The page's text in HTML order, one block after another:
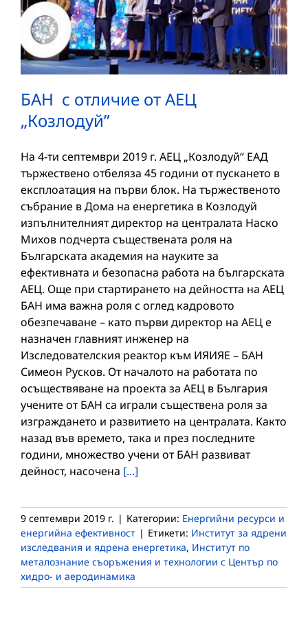
БАН с отличие от АЕЦ
„Козлодуй”
На 4-ти септември 2019 г. АЕЦ „Козлодуй“ ЕАД
тържествено отбеляза 45 години от пускането в
експлоатация на първи блок. На тържественото
събрание в Дома на енергетика в Козлодуй
изпълнителният директор на централата Наско
Михов подчерта съществената роля на
Българската академия на науките за
ефективната и безопасна работа на българската
АЕЦ. Още при стартирането на дейността на АЕЦ
БАН има важна роля с оглед кадровото
обезпечаване – като първи директор на АЕЦ е
назначен главният инженер на
Изследователския реактор към ИЯИЯЕ – БАН
Симеон Русков. От началото на работата по
осъществяване на проекта за АЕЦ в България
учените от БАН са играли съществена роля за
изграждането и развитието на централата. Както
назад във времето, така и през последните
години, множество учени от БАН развиват
дейност, насочена [...]
9 септември 2019 г. | Категории: Енергийни ресурси и
енергийна ефективност | Етикети: Институт за ядрени
изследвания и ядрена енергетика, Институт по
металознание съоръжения и технологии с Център по
хидро- и аеродинамика